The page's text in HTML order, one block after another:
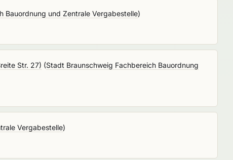
Bauordnung und Zentrale Vergabestelle)
Str. 27) (Stadt Braunschweig Fachbereich Bauordnung
Vergabestelle)